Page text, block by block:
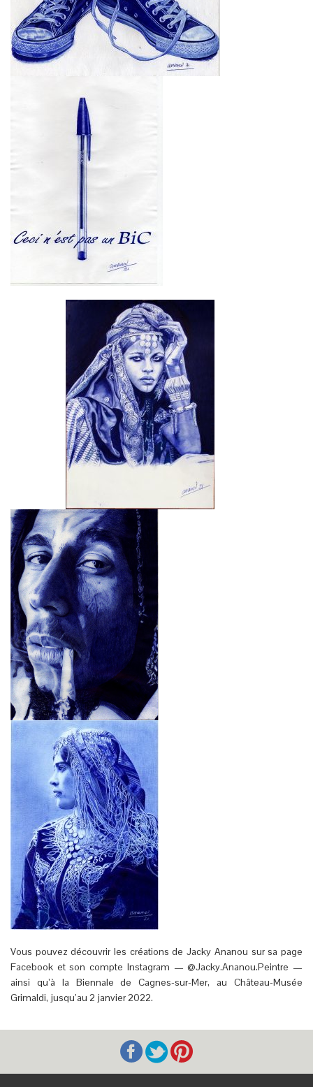
Vous pouvez découvrir les créations de Jacky Ananou sur sa page
Facebook et son compte Instagram — @Jacky.Ananou.Peintre —
ainsi qu’à la Biennale de Cagnes-sur-Mer, au Château-Musée
Grimaldi, jusqu’au 2 janvier 2022.